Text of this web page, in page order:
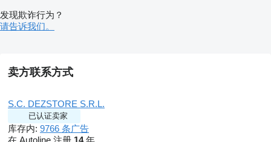
发现欺诈行为？
请告诉我们。
卖方联系方式
S.C. DEZSTORE S.R.L.
已认证卖家
库存内: 9766 条广告
在 Autoline 注册 14年